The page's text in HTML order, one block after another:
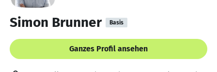
Simon Brunner Basis
Ganzes Profil ansehen